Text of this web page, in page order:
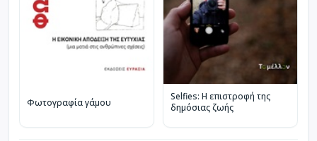
Φωτογραφία γάμου
Selfies: Η επιστροφή της
δημόσιας ζωής